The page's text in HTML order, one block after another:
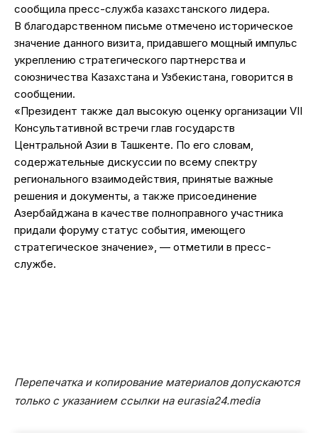
сообщила пресс-служба казахстанского лидера.
В благодарственном письме отмечено историческое
значение данного визита, придавшего мощный импульс
укреплению стратегического партнерства и
союзничества Казахстана и Узбекистана, говорится в
сообщении.
«Президент также дал высокую оценку организации VII
Консультативной встречи глав государств
Центральной Азии в Ташкенте. По его словам,
содержательные дискуссии по всему спектру
регионального взаимодействия, принятые важные
решения и документы, а также присоединение
Азербайджана в качестве полноправного участника
придали форуму статус события, имеющего
стратегическое значение», — отметили в пресс-
службе.
Перепечатка и копирование материалов допускаются
только с указанием ссылки на eurasia24.media